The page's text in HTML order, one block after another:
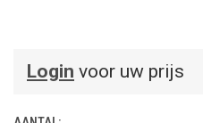
Login voor uw prijs